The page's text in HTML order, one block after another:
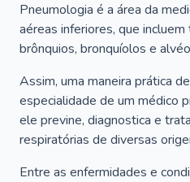
Pneumologia é a área da
aéreas inferiores, que
brônquios, bronquíolos e
Assim, uma maneira prática
especialidade de um médico
ele previne, diagnostica e
respiratórias de diversas
Entre as enfermidades e